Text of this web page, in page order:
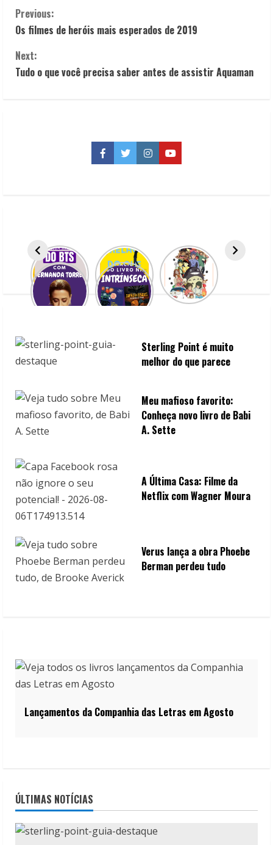
C
o
n
n
Previous:
Os filmes de heróis mais esperados de 2019
Next:
Tudo o que você precisa saber antes de assistir Aquaman
Facebook
TwitterInstagramYouTube
Sterling Point é muito
melhor do que parece
Meu mafioso favorito:
Conheça novo livro de Babi
A. Sette
A Última Casa: Filme da
Netflix com Wagner Moura
Verus lança a obra Phoebe
Berman perdeu tudo
Lançamentos da Companhia das Letras em Agosto
ÚLTIMAS NOTÍCIAS